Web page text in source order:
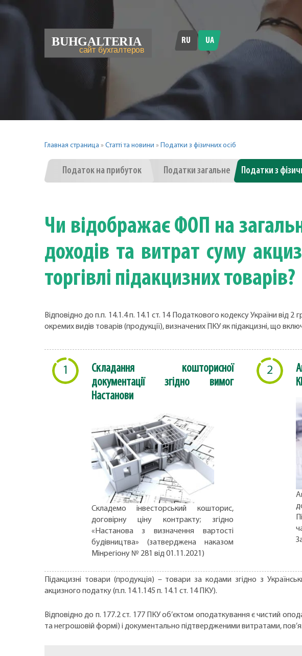
RU UA
Главная страница » Статті та новини » Податки з фізичних осіб
Податок на прибуток Податки загальне Податки з
Чи відображає ФОП на
доходів та витрат суму
торгівлі підакцизних товарів?
Відповідно до п.п. 14.1.4 п. 14.1 ст. 14 Податкового кодексу України
окремих видів товарів (продукції), визначених ПКУ як підакцизні, що
1
Складання кошторисної
документації згідно вимог
Настанови
Складемо інвесторський кошторис,
договірну ціну контракту; згідно
«Настанова з визначення вартості
будівництва» (затверджена наказом
Мінрегіону № 281 від 01.11.2021)
2
Підакцизні товари (продукція) – товари за кодами згідно з
акцизного податку (п.п. 14.1.145 п. 14.1 ст. 14 ПКУ).
Відповідно до п. 177.2 ст. 177 ПКУ об’єктом оподаткування є чистий
та негрошовій формі) i документально підтвердженими витратами,